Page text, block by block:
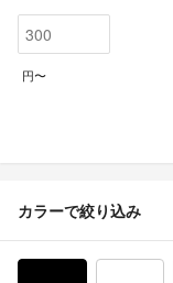
円〜
カラーで絞り込み